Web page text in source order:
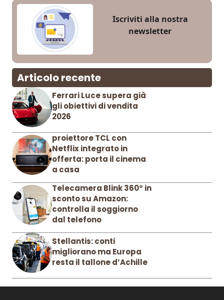
Iscriviti alla nostra
newsletter
Articolo recente
Ferrari Luce supera già
gli obiettivi di vendita
2026
proiettore TCL con
Netflix integrato in
offerta: porta il cinema
a casa
Telecamera Blink 360° in
sconto su Amazon:
controlla il soggiorno
dal telefono
Stellantis: conti
migliorano ma Europa
resta il tallone d’Achille